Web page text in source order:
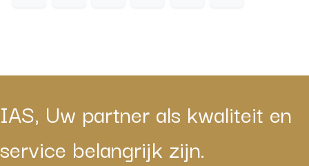
IAS, Uw partner als kwaliteit en
service belangrijk zijn.